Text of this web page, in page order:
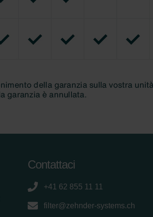
Contattaci
+41 62 855 11 11
filter@zehnder-systems.ch